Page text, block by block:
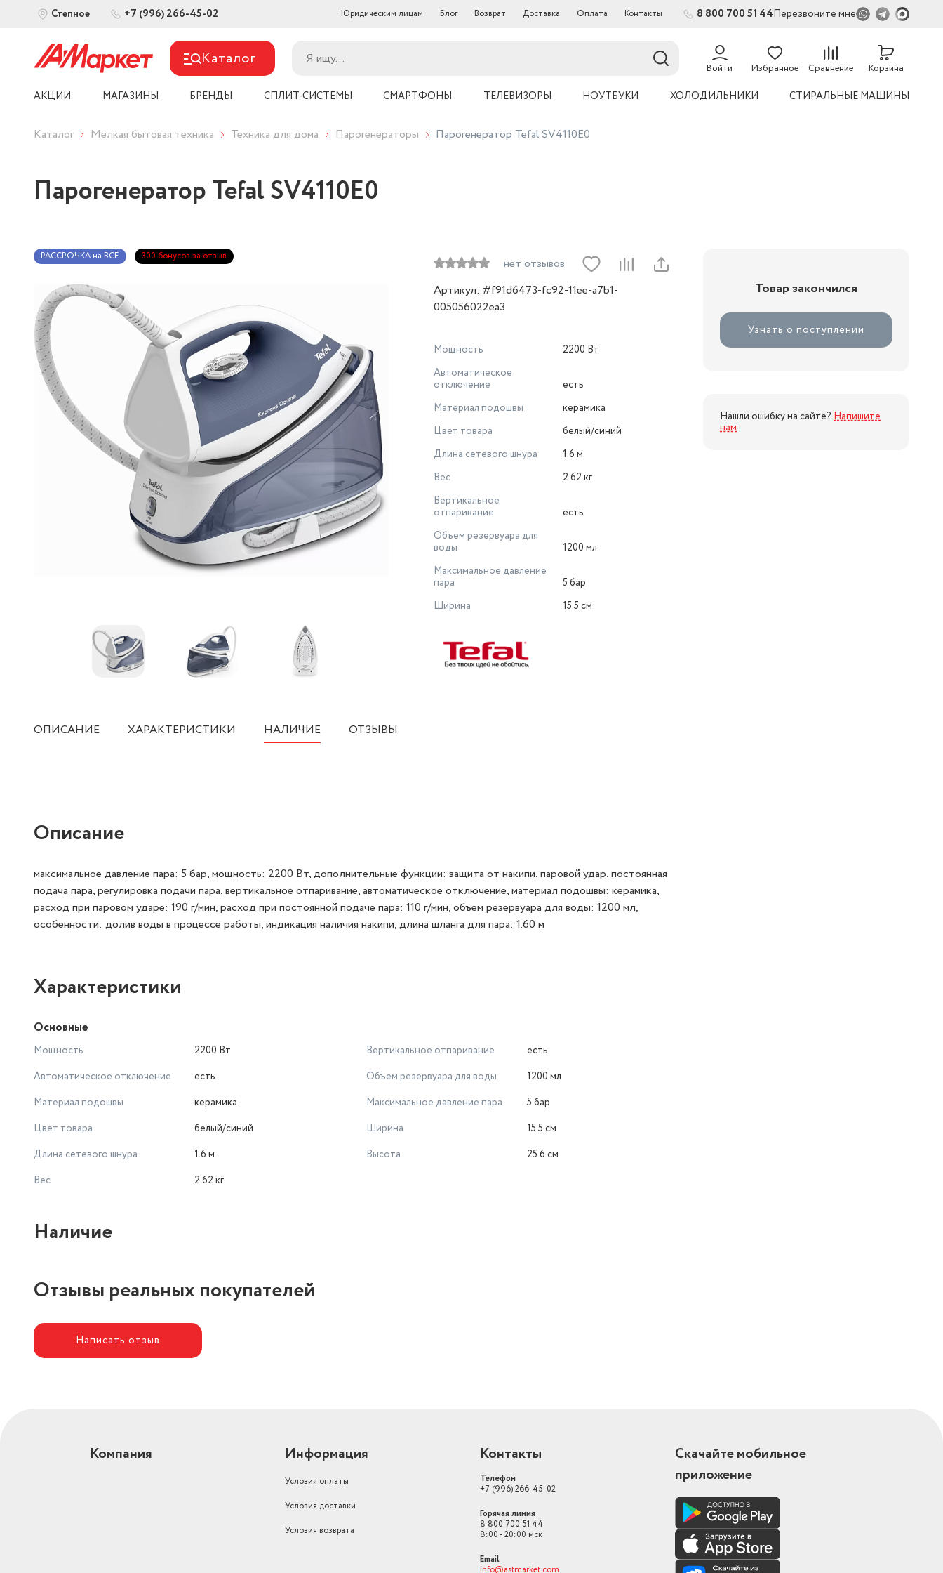
Степное +7 (996) 266-45-02 Юридическим лицам Блог Возврат Доставка Оплата Контакты 8 800 700 51 44Перезвоните мне
Каталог Войти Избранное Сравнение
54
Корзина
АКЦИИ МАГАЗИНЫ БРЕНДЫ СПЛИТ-СИСТЕМЫ СМАРТФОНЫ ТЕЛЕВИЗОРЫ НОУТБУКИ ХОЛОДИЛЬНИКИ СТИРАЛЬНЫЕ МАШИНЫ
Каталог Мелкая бытовая техника Техника для дома Парогенераторы Парогенератор Tefal SV4110E0
Парогенератор Tefal SV4110E0
РАССРОЧКА на ВСЁ 300 бонусов за отзыв
нет отзывов
Артикул: #f91d6473-fc92-11ee-a7b1-
005056022ea3
Мощность
2200 Вт
Автоматическое
отключение
есть
Материал подошвы
керамика
Цвет товара
белый/синий
Длина сетевого шнура
1.6 м
Вес
2.62 кг
Вертикальное
отпаривание
есть
Объeм резервуара для
воды
1200 мл
Максимальное давление
пара
5 бар
Ширина
15.5 см
Товар закончился
Узнать о поступлении
Нашли ошибку на сайте? Напишите
нам.
ОПИСАНИЕ ХАРАКТЕРИСТИКИ НАЛИЧИЕ ОТЗЫВЫ
Описание
максимальное давление пара: 5 бар, мощность: 2200 Вт, дополнительные функции: защита от накипи, паровой удар, постоянная
подача пара, регулировка подачи пара, вертикальное отпаривание, автоматическое отключение, материал подошвы: керамика,
расход при паровом ударе: 190 г/мин, расход при постоянной подаче пара: 110 г/мин, объeм резервуара для воды: 1200 мл,
особенности: долив воды в процессе работы, индикация наличия накипи, длина шланга для пара: 1.60 м
Характеристики
Основные
Мощность
2200 Вт
Автоматическое отключение
есть
Материал подошвы
керамика
Цвет товара
белый/синий
Длина сетевого шнура
1.6 м
Вес
2.62 кг
Вертикальное отпаривание
есть
Объeм резервуара для воды
1200 мл
Максимальное давление пара
5 бар
Ширина
15.5 см
Высота
25.6 см
Наличие
Отзывы реальных покупателей
Написать отзыв
Компания Информация
Условия оплаты
Условия доставки
Условия возврата
Контакты
Телефон
+7 (996) 266-45-02
Горячая линия
8 800 700 51 44
8:00 - 20:00 мск
Email
info@astmarket.com
Скачайте мобильное
приложение